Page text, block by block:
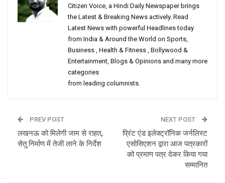
Citizen Voice, a Hindi Daily Newspaper brings
the Latest & Breaking News actively. Read
Latest News with powerful Headlines today
from India & Around the World on Sports,
Business , Health & Fitness , Bollywood &
Entertainment, Blogs & Opinions and many more
categories
from leading columnists.
PREV POST
लखनऊ को मिलेगी जाम से राहत,
सेतु निर्माण में तेजी लाने के निर्देश
NEXT POST
प्रिंट एंड इलेक्ट्रॉनिक जर्नलिस्ट
एसोसिएशन द्वारा आज पत्रकारों
को प्रमाण पत्र देकर किया गया
सम्मानित